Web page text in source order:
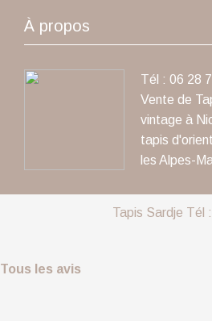
À propos
Tél : 06 28
Vente de
vintage à
tapis
les Alpes-
Tapis Sardje Tél
Tous les avis